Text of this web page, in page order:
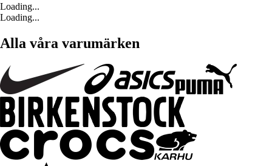
Loading...
Loading...
Alla våra varumärken